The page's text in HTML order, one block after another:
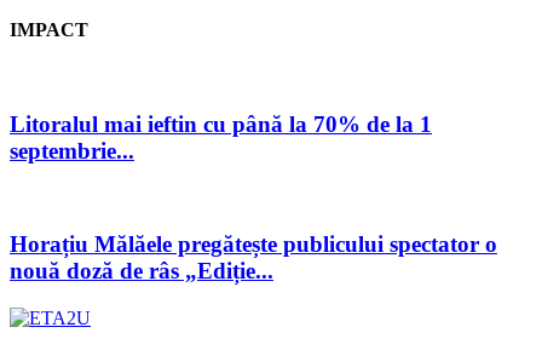
IMPACT
Litoralul mai ieftin cu până la 70% de la 1
septembrie...
Horațiu Mălăele pregătește publicului spectator o
nouă doză de râs „Ediție...